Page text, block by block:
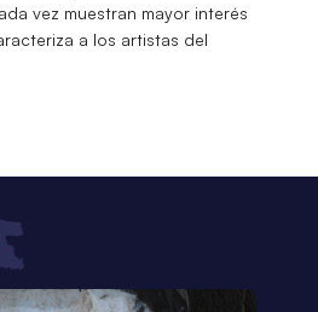
vez muestran mayor interés
a los artistas del